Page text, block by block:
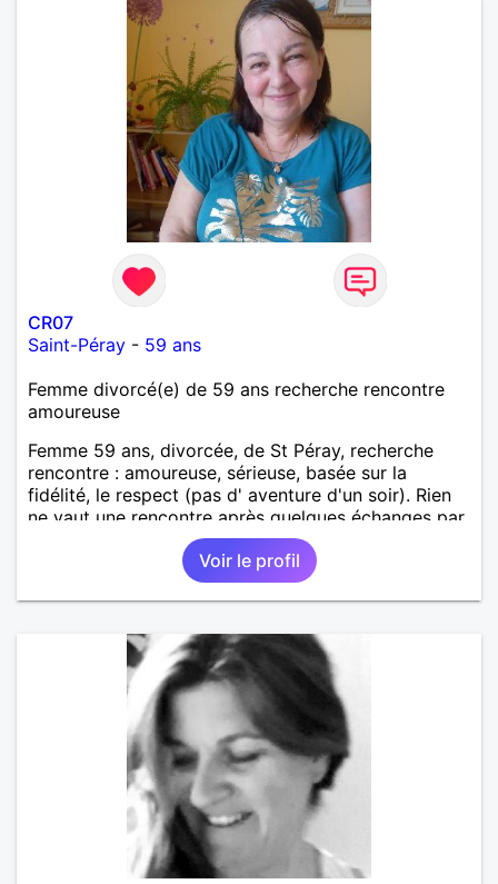
CR07
Saint-Péray - 59 ans
Femme divorcé(e) de 59 ans recherche rencontre
amoureuse
Femme 59 ans, divorcée, de St Péray, recherche
rencontre : amoureuse, sérieuse, basée sur la
fidélité, le respect (pas d' aventure d'un soir). Rien
ne vaut une rencontre après quelques échanges par
messages pour savoir si il y a un feeling entre les
deux et le désir de se revoir. Au plaisir de se
Voir le profil